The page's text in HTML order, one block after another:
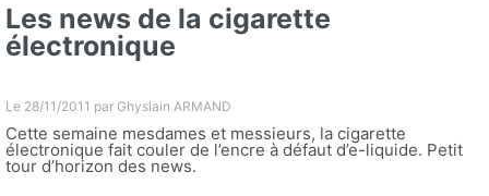
Les news de la cigarette
électronique
Le 28/11/2011 par Ghyslain ARMAND
Cette semaine mesdames et messieurs, la cigarette
électronique fait couler de l’encre à défaut d’e-liquide. Petit
tour d’horizon des news.